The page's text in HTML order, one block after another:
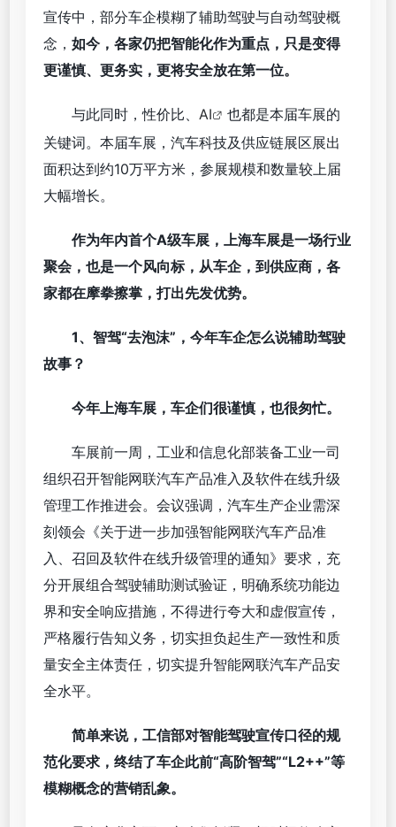
宣传中，部分车企模糊了辅助驾驶与自动驾驶概
念， 如今，各家仍把智能化作为重点，只是变得
更谨慎、更务实，更将安全放在第一位。
与此同时，性价比、 AI
也都是本届车展的
关键词。本届车展，汽车科技及供应链展区展出
面积达到约10万平方米，参展规模和数量较上届
大幅增长。
作为年内首个A级车展，上海车展是一场行业
聚会，也是一个风向标，从车企，到供应商，各
家都在摩拳擦掌，打出先发优势。
1、智驾“去泡沫”，今年车企怎么说辅助驾驶
故事？
今年上海车展，车企们很谨慎，也很匆忙。
车展前一周，工业和信息化部装备工业一司
组织召开智能网联汽车产品准入及软件在线升级
管理工作推进会。会议强调，汽车生产企业需深
刻领会《关于进一步加强智能网联汽车产品准
入、召回及软件在线升级管理的通知》要求，充
分开展组合驾驶辅助测试验证，明确系统功能边
界和安全响应措施，不得进行夸大和虚假宣传，
严格履行告知义务，切实担负起生产一致性和质
量安全主体责任，切实提升智能网联汽车产品安
全水平。
简单来说，工信部对智能驾驶宣传口径的规
范化要求，终结了车企此前“高阶智驾”“L2++”等
模糊概念的营销乱象。